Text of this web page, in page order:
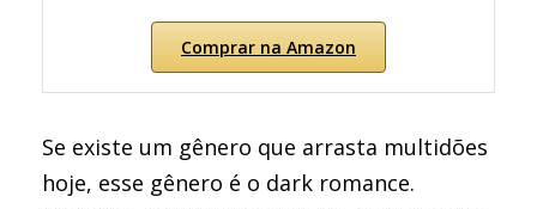
Comprar na Amazon
Se existe um gênero que arrasta multidões
hoje, esse gênero é o dark romance.